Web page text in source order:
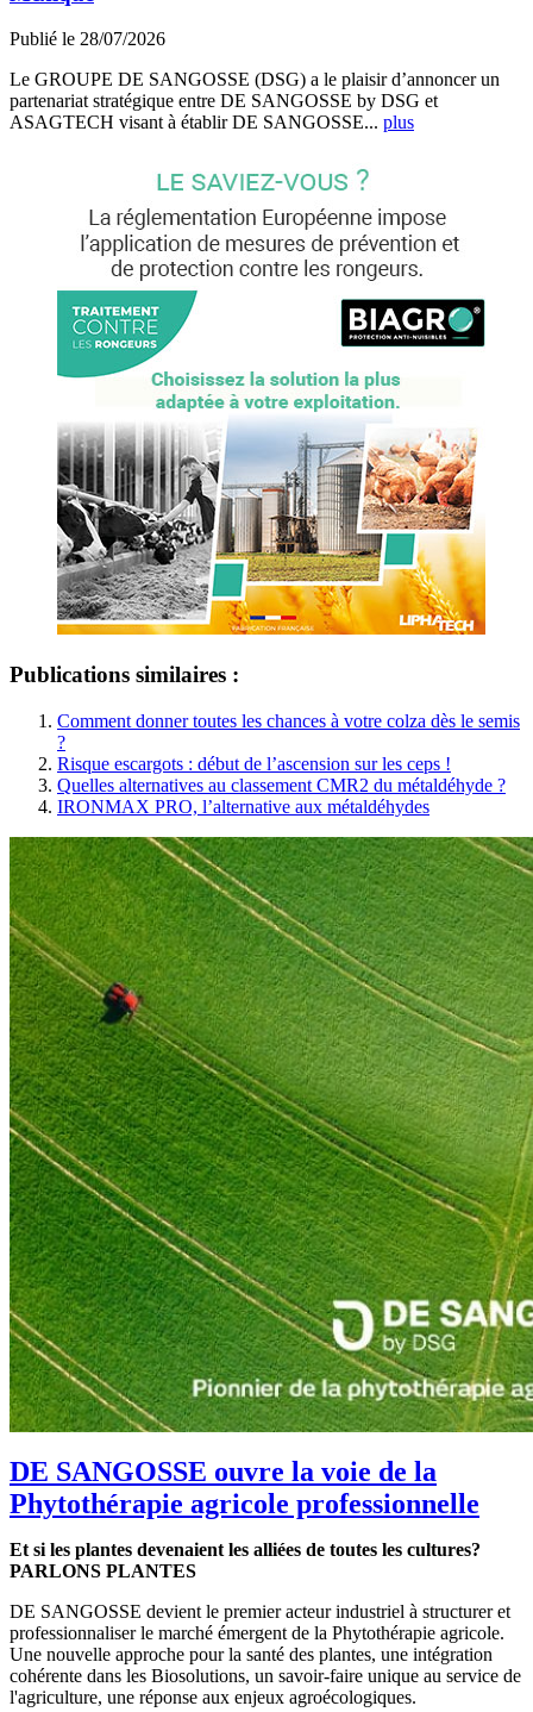
Publié le 28/07/2026
Le GROUPE DE SANGOSSE (DSG) a le plaisir d’annoncer un
partenariat stratégique entre DE SANGOSSE by DSG et
ASAGTECH visant à établir DE SANGOSSE... plus
Publications similaires :
Comment donner toutes les chances à votre colza dès le semis
?
Risque escargots : début de l’ascension sur les ceps !
Quelles alternatives au classement CMR2 du métaldéhyde ?
IRONMAX PRO, l’alternative aux métaldéhydes
DE SANGOSSE ouvre la voie de la
Phytothérapie agricole professionnelle
Et si les plantes devenaient les alliées de toutes les cultures?
PARLONS PLANTES
DE SANGOSSE devient le premier acteur industriel à structurer et
professionnaliser le marché émergent de la Phytothérapie agricole.
Une nouvelle approche pour la santé des plantes, une intégration
cohérente dans les Biosolutions, un savoir-faire unique au service de
l'agriculture, une réponse aux enjeux agroécologiques.